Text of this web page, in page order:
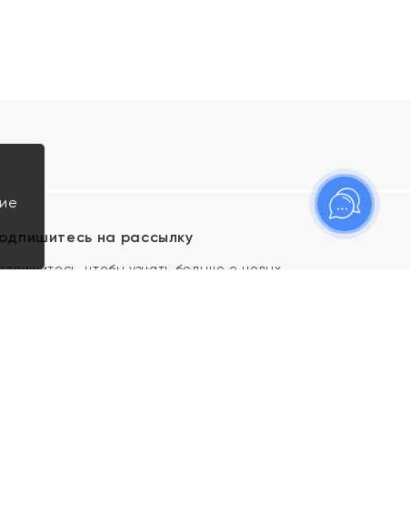
на рассылку
чтобы узнать больше о новых